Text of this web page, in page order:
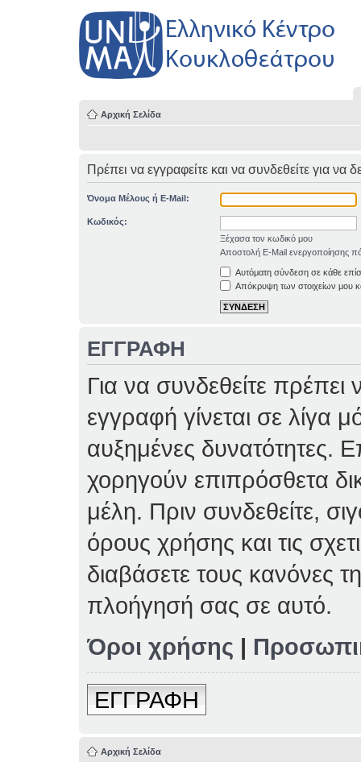
Αρχική Σελίδα
Πρέπει να εγγραφείτε και να συνδεθείτε για να
Όνομα Μέλους ή E-Mail:
Κωδικός:
Ξέχασα τον κωδικό μου
Αποστολή E-Mail ενεργοποίησης
Αυτόματη σύνδεση σε κάθε
Απόκρυψη των στοιχείων μου
ΕΓΓΡΑΦΗ
Για να συνδεθείτε
εγγραφή γίνεται σε λίγα
αυξημένες δυνατότητες.
χορηγούν επιπρόσθετα
μέλη. Πριν συνδεθείτε,
όρους χρήσης και τις
διαβάσετε τους κανόνες
πλοήγησή σας σε αυτό.
Όροι χρήσης |
ΕΓΓΡΑΦΗ
Αρχική Σελίδα